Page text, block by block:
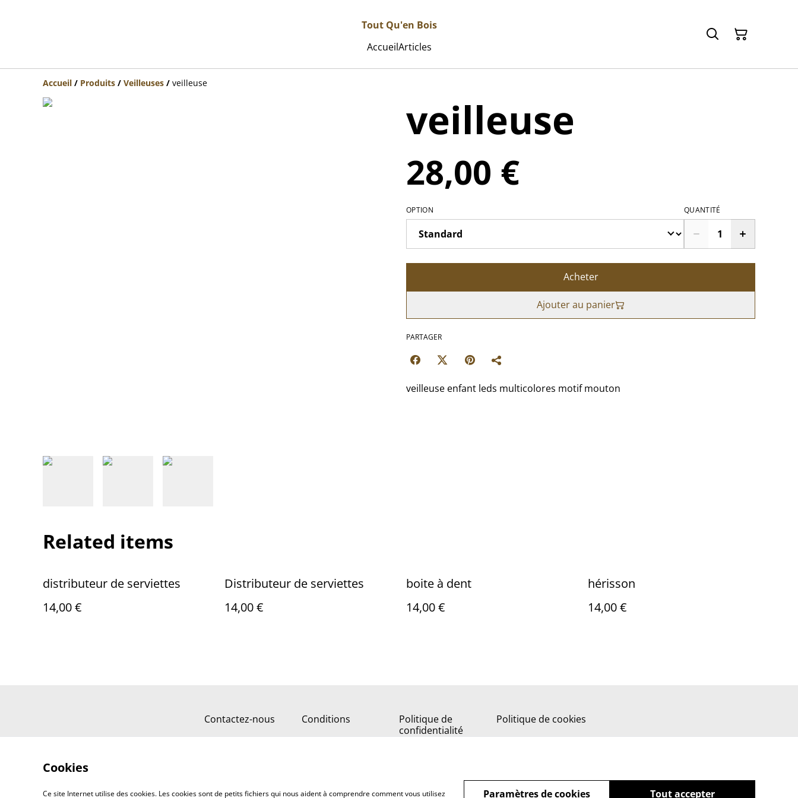
Tout Qu'en Bois
AccueilArticles
Accueil / Produits / Veilleuses / veilleuse
veilleuse
28,00 €
OPTION QUANTITÉ
Acheter
Ajouter au panier
PARTAGER
veilleuse enfant leds multicolores motif mouton
Related items
distributeur de serviettes
14,00 €
Distributeur de serviettes
14,00 €
boite à dent
14,00 €
hérisson
14,00 €
Contactez-nous Conditions
Politique de
confidentialité
Politique de cookies
Cookies
Ce site Internet utilise des cookies. Les cookies sont de petits fichiers qui nous aident à comprendre comment vous utilisez Tout accepter
Paramètres de cookies